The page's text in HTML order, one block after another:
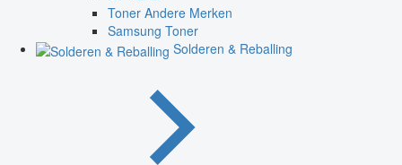
Toner Andere Merken
Samsung Toner
Solderen & Reballing